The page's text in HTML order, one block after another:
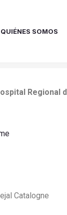
QUIÉNES SOMOS
Regional
Catalogne